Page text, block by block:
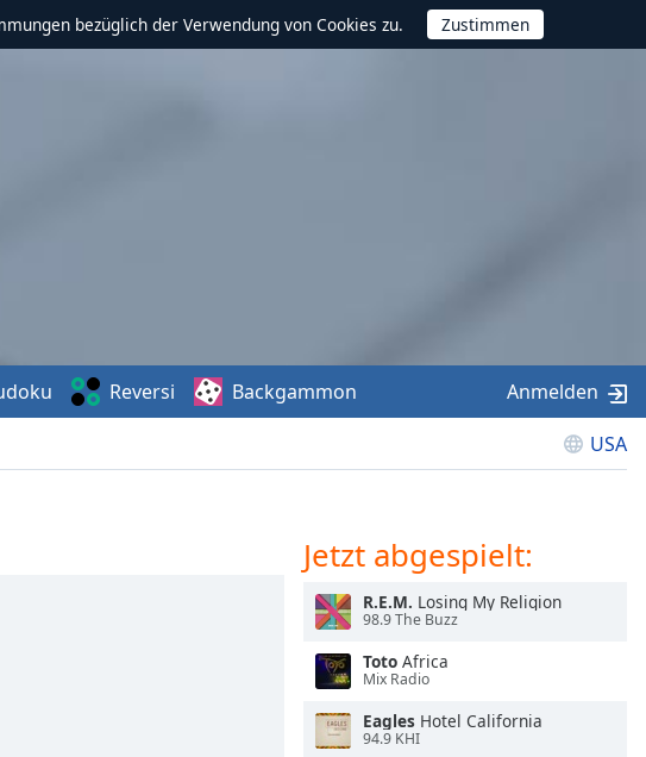
bezüglich der Verwendung von Cookies zu.
USA
Reversi Backgammon Anmelden
Jetzt abgespielt:
R.E.M. Losing My Religion
98.9 The Buzz
Toto Africa
Mix Radio
Eagles Hotel California
94.9 KHI